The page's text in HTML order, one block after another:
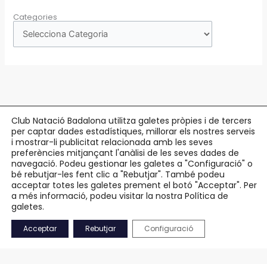
Categories
Copyright © 2026 Club Natació Badalona |c/ Eduard Maristany, 5-7
Badalona |93 384 34 13
Avís Legal
Política de Privacitat
Accessibilitat
Mapa Web
Club Natació Badalona utilitza galetes pròpies i de tercers
per captar dades estadístiques, millorar els nostres serveis
i mostrar-li publicitat relacionada amb les seves
preferències mitjançant l'anàlisi de les seves dades de
navegació. Podeu gestionar les galetes a "Configuració" o
bé rebutjar-les fent clic a "Rebutjar". També podeu
acceptar totes les galetes prement el botó "Acceptar". Per
a més informació, podeu visitar la nostra Política de
galetes.
Acceptar Rebutjar Configuració